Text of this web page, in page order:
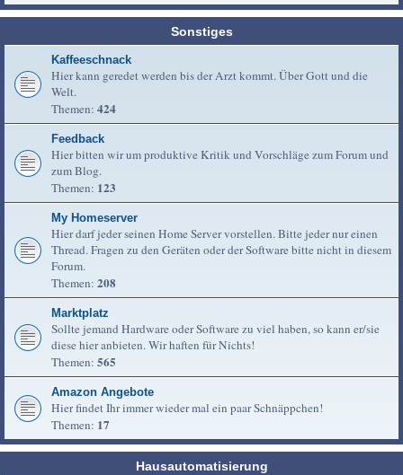
Sonstiges
Kaffeeschnack
Hier kann geredet werden bis der Arzt kommt. Über Gott und die
Welt.
Themen: 424
Feedback
Hier bitten wir um produktive Kritik und Vorschläge zum Forum und
zum Blog.
Themen: 123
My Homeserver
Hier darf jeder seinen Home Server vorstellen. Bitte jeder nur einen
Thread. Fragen zu den Geräten oder der Software bitte nicht in diesem
Forum.
Themen: 208
Marktplatz
Sollte jemand Hardware oder Software zu viel haben, so kann er/sie
diese hier anbieten. Wir haften für Nichts!
Themen: 565
Amazon Angebote
Hier findet Ihr immer wieder mal ein paar Schnäppchen!
Themen: 17
Hausautomatisierung